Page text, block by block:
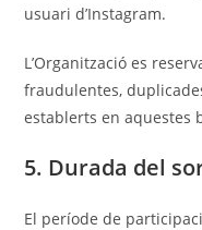
usuari d’Instagram.
L’Organització es
fraudulentes,
establerts en aquestes
5. Durada del
El període de